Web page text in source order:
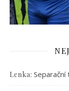
Lenka: Separační